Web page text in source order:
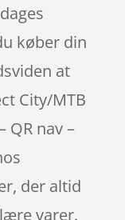
køber din
at
City/MTB
QR nav –
der altid
varer.